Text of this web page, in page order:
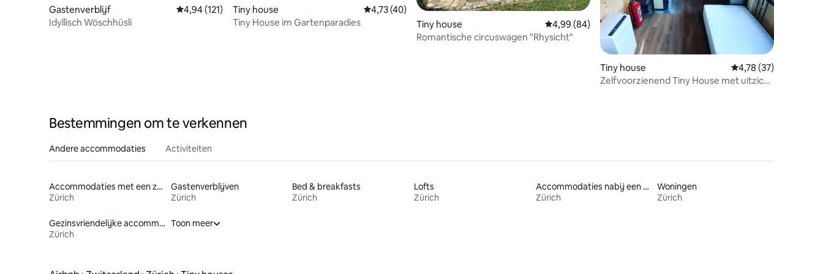
Gastenverblijf Gemiddelde beoordeling van 4,94 uit 5, 121 recensies
4,94 (121)
Idyllisch Wöschhüsli
Tiny house Gemiddelde beoordeling van 4,73 uit 5, 40 recensies
4,73 (40)
Tiny House im Gartenparadies
Tiny house Gemiddelde beoordeling van 4,99 uit 5, 84 recensies
4,99 (84)
Romantische circuswagen "Rhysicht"
Tiny house Gemiddelde
4,78 (37)
Zelfvoorzienend Tiny House met uitzicht
Bestemmingen om te verkennen
Andere accommodaties Activiteiten
Accommodaties met een zwembad
Zürich
Gastenverblijven
Zürich
Bed & breakfasts
Zürich
Lofts
Zürich
Accommodaties nabij een meer
Zürich
Woningen
Zürich
Gezinsvriendelijke accommodaties
Zürich
Toon meer